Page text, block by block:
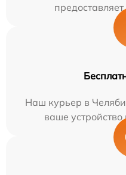
Наш курьер в
ваше